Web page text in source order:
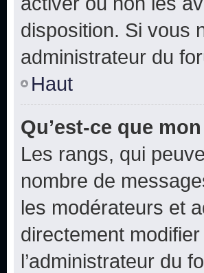
disposition. Si vous
administrateur du
Haut
Qu’est-ce que
Les rangs, qui
nombre de
les modérateurs et
directement
l’administrateur du